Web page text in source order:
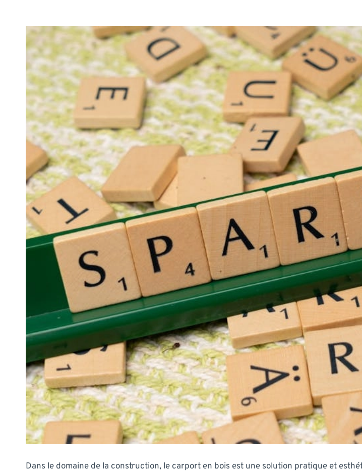
Dans le domaine de la construction, le carport en bois est une solution pratique et